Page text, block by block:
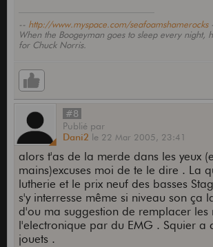
-- http://www.myspace.com/seafoamshamerocks
When the Boogeyman goes to sleep every night,
for Chuck Norris.
#8
Publié par
Dani2 le 22 Mar 2005, 23:41
alors t'as de la merde dans les yeux
mains)excuses moi de te le dire . La
lutherie et le prix neuf des basses
s'y interresse même si niveau son ça
d'ou ma suggestion de remplacer les
l'electronique par du EMG . Squier a
jouets .